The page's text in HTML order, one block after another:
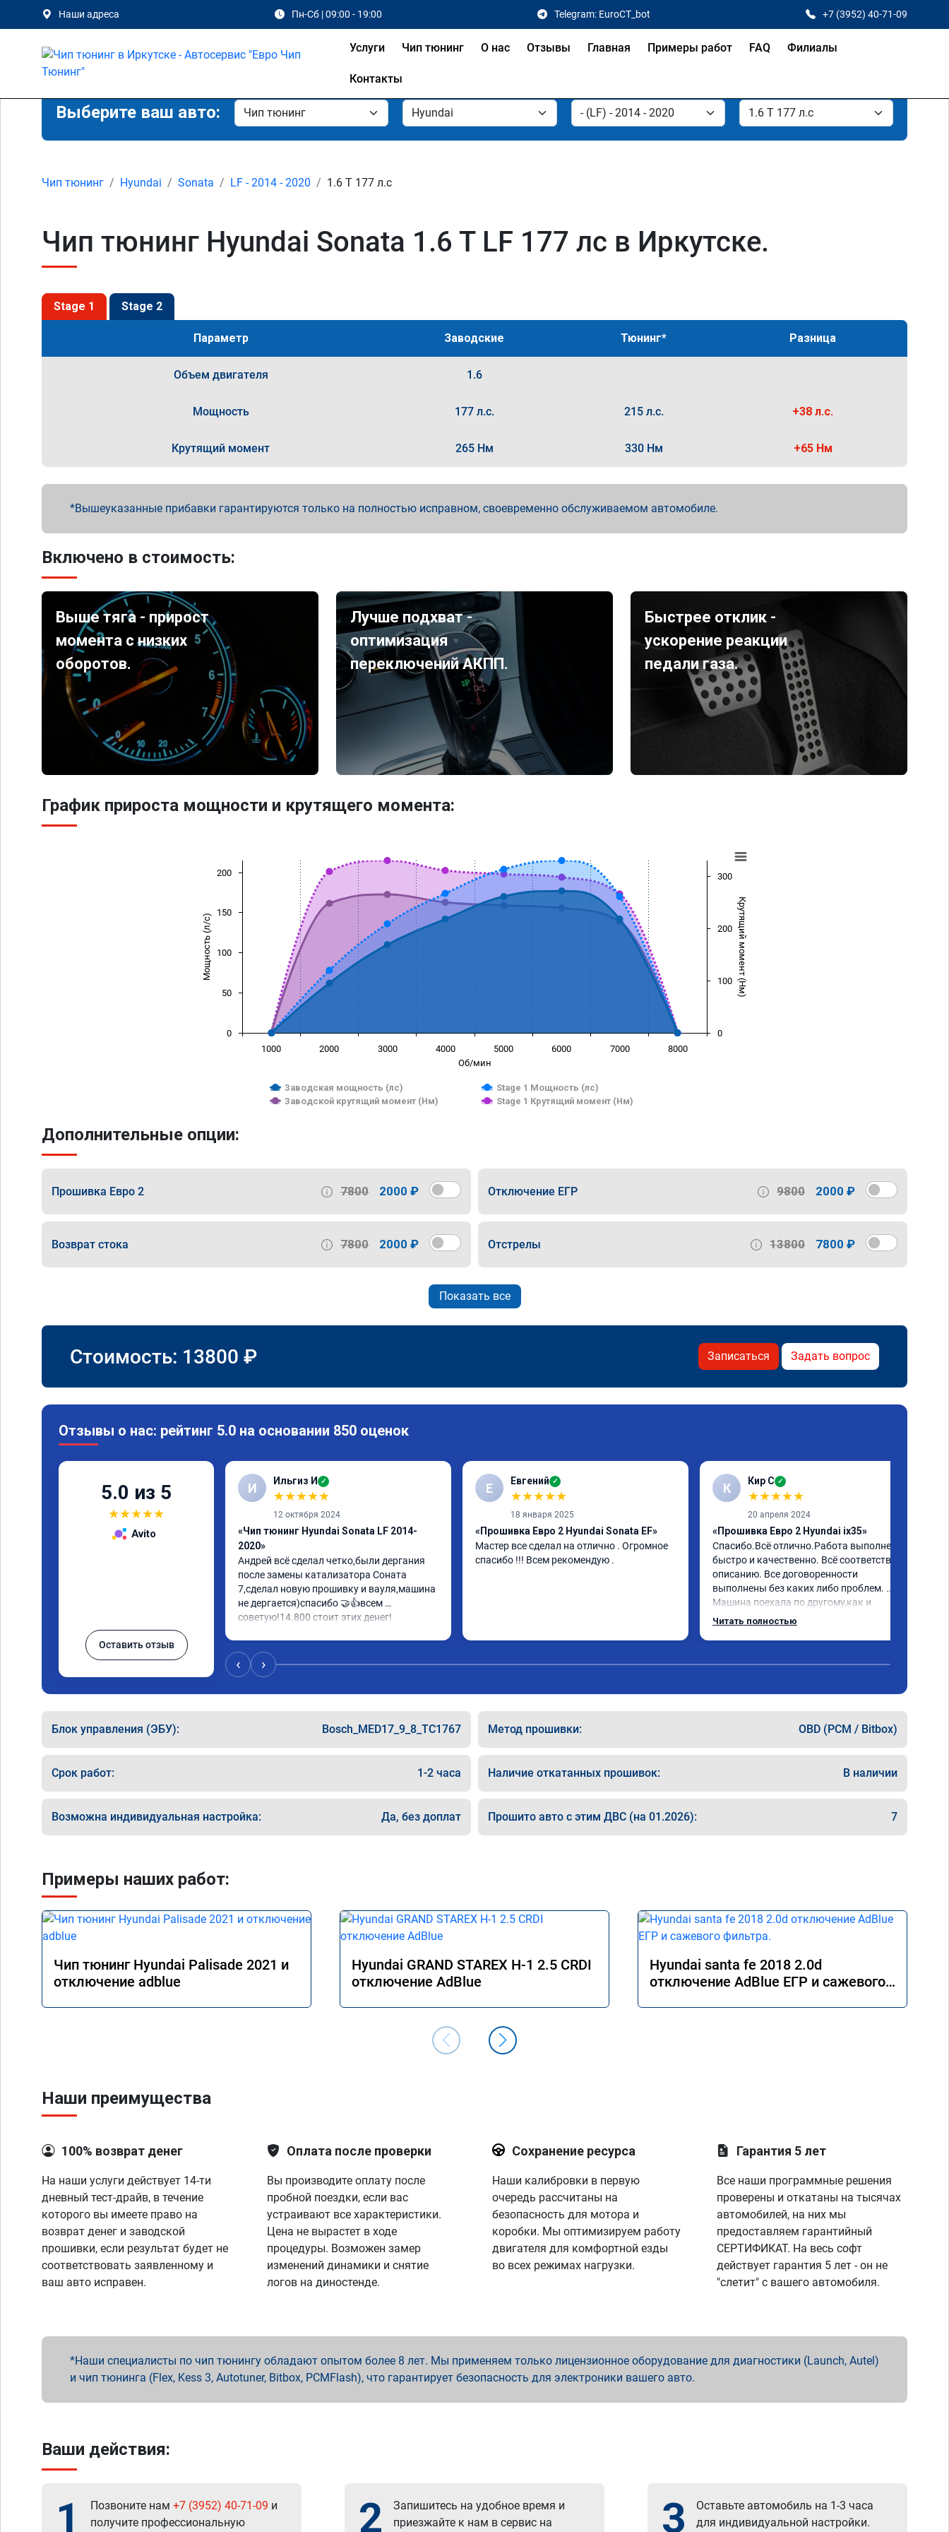
Наши адреса Пн-Сб | 09:00 - 19:00 Telegram: EuroCT_bot +7 (3952) 40-71-09
Услуги Чип тюнинг О нас Отзывы Главная Примеры работ FAQ Филиалы
Контакты
Выберите ваш авто:
Чип тюнинг Hyundai Sonata LF - 2014 - 2020 1.6 T 177 л.с
Чип тюнинг Hyundai Sonata 1.6 T LF 177 лс в Иркутске.
Stage 1 Stage 2
Параметр Заводские Тюнинг* Разница
Объем двигателя 1.6
Мощность 177 л.с. 215 л.с. +38 л.с.
Крутящий момент 265 Нм 330 Нм +65 Нм
Вышеуказанные прибавки гарантируются только на полностью исправном, своевременно обслуживаемом автомобиле.
Включено в стоимость:
Выше тяга - прирост
момента с низких
оборотов.
Лучше подхват -
оптимизация
переключений АКПП.
Быстрее отклик -
ускорение реакции
педали газа.
График прироста мощности и крутящего момента:
Об/мин
Мощность (л/с) Крутящий момент (Нм)
Заводская мощность (лс)
Stage 1 Мощность (лс)
Заводской крутящий момент (Нм)
Stage 1 Крутящий момент (Нм)
1000 2000 3000 4000 5000 6000 7000 8000
0
50
100
150
200
0
100
200
300
Дополнительные опции:
Прошивка Евро 2 7800 2000 ₽ Отключение ЕГР 9800 2000 ₽
Возврат стока 7800 2000 ₽ Отстрелы 13800 7800 ₽
Показать все
Стоимость: 13800 ₽ Записаться Задать вопрос
Отзывы о нас: рейтинг 5.0 на основании 850 оценок
5.0 из 5
★★★★★
Avito
Оставить отзыв
И Ильгиз И ✓
★★★★★
12 октября 2024
«Чип тюнинг Hyundai Sonata LF 2014-
2020»
Андрей всё сделал четко,были дергания
после замены катализатора Соната
7,сделал новую прошивку и вауля,машина
не дергается)спасибо 🤝👍всем
советую!14.800 стоит этих денег!
Е Евгений ✓
★★★★★
18 января 2025
«Прошивка Евро 2 Hyundai Sonata EF»
Мастер все сделал на отлично . Огромное
спасибо !!! Всем рекомендую .
К Кир С ✓
★★★★★
20 апреля 2024
«Прошивка Евро 2 Hyundai ix35»
Спасибо.Всё отлично.Работа выполнена
быстро и качественно. Всё соответствует
описанию. Все договоренности
выполнены без каких либо проблем.
Машина поехала по другому,как и
обещали. Всё понравилось. Рекомендую
Читать полностью
‹ ›
Блок управления (ЭБУ): Bosch_MED17_9_8_TC1767 Метод прошивки: OBD (PCM / Bitbox)
Срок работ: 1-2 часа Наличие откатанных прошивок: В наличии
Возможна индивидуальная настройка: Да, без доплат Прошито авто с этим ДВС (на 01.2026): 7
Примеры наших работ:
Чип тюнинг Hyundai Palisade 2021 и
отключение adblue
Hyundai GRAND STAREX H-1 2.5 CRDI
отключение AdBlue
Hyundai santa fe 2018 2.0d
отключение AdBlue ЕГР и сажевого
Наши преимущества
100% возврат денег
На наши услуги действует 14-ти
дневный тест-драйв, в течение
которого вы имеете право на
возврат денег и заводской
прошивки, если результат будет не
соответствовать заявленному и
ваш авто исправен.
Оплата после проверки
Вы производите оплату после
пробной поездки, если вас
устраивают все характеристики.
Цена не вырастет в ходе
процедуры. Возможен замер
изменений динамики и снятие
логов на диностенде.
Сохранение ресурса
Наши калибровки в первую
очередь рассчитаны на
безопасность для мотора и
коробки. Мы оптимизируем работу
двигателя для комфортной езды
во всех режимах нагрузки.
Гарантия 5 лет
Все наши программные решения
проверены и откатаны на тысячах
автомобилей, на них мы
предоставляем гарантийный
СЕРТИФИКАТ. На весь софт
действует гарантия 5 лет - он не
"слетит" с вашего автомобиля.
Наши специалисты по чип тюнингу обладают опытом более 8 лет. Мы применяем только лицензионное оборудование для диагностики (Launch, Autel)
и чип тюнинга (Flex, Kess 3, Autotuner, Bitbox, PCMFlash), что гарантирует безопасность для электроники вашего авто.
Ваши действия:
1 Позвоните нам +7 (3952) 40-71-09 и
получите профессиональную
2
Запишитесь на удобное время и
приезжайте к нам в сервис на
3
Оставьте автомобиль на 1-3 часа
для индивидуальной настройки.